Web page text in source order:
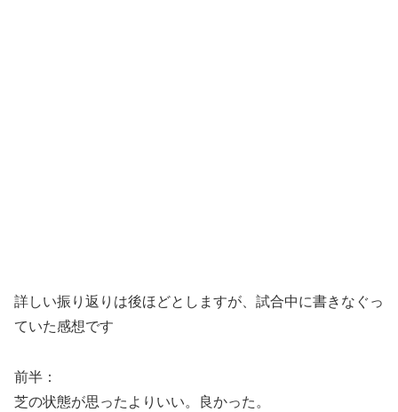
詳しい振り返りは後ほどとしますが、試合中に書きなぐっ
ていた感想です
前半：
芝の状態が思ったよりいい。良かった。